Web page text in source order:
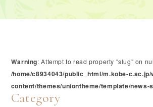
Warning: Attempt to read property "slug" on
/home/c8934043/public_html/m.kobe-
content/themes/uniontheme/template/news-
Category